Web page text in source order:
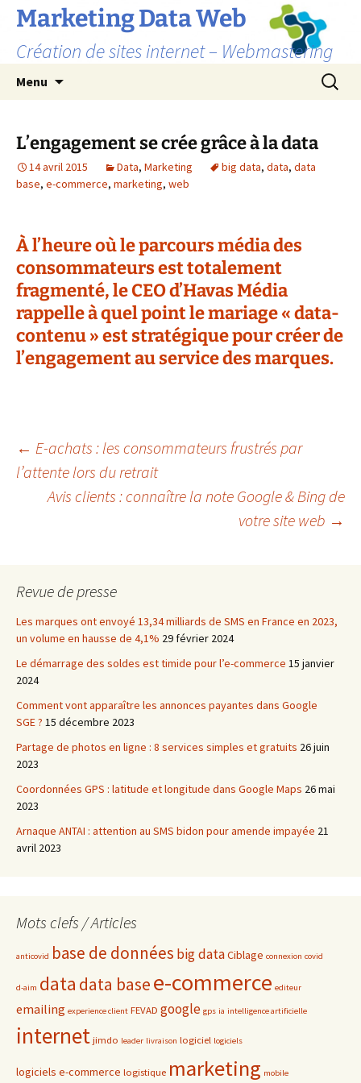
Marketing Data Web
Création de sites internet – Webmastering
Menu
L’engagement se crée grâce à la data
14 avril 2015 Data, Marketing big data, data, data
base, e-commerce, marketing, web
À l’heure où le parcours média des
consommateurs est totalement
fragmenté, le CEO d’Havas Média
rappelle à quel point le mariage « data-
contenu » est stratégique pour créer de
l’engagement au service des marques.
Navigation
des
← E-achats : les consommateurs frustrés par
l’attente lors du retrait
Avis clients : connaître la note Google & Bing de
votre site web →
Revue de presse
Les marques ont envoyé 13,34 milliards de SMS en France en 2023,
un volume en hausse de 4,1% 29 février 2024
Le démarrage des soldes est timide pour l’e-commerce 15 janvier
2024
Comment vont apparaître les annonces payantes dans Google
SGE ? 15 décembre 2023
Partage de photos en ligne : 8 services simples et gratuits 26 juin
2023
Coordonnées GPS : latitude et longitude dans Google Maps 26 mai
2023
Arnaque ANTAI : attention au SMS bidon pour amende impayée 21
avril 2023
Mots clefs / Articles
anticovid base de données big dataCiblage connexion covid
d-aim data data basee-commerce editeur
emailing experience client FEVAD google gps ia intelligence artificielle
internetjimdo leader livraison logiciel logiciels
logiciels e-commerce logistique marketing mobile